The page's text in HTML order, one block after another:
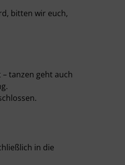
bitten wir euch,
tanzen geht auch
in die